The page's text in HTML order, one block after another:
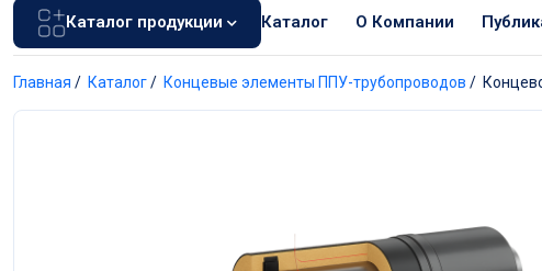
Каталог продукции Каталог О Компании
Главная / Каталог/ Концевые элементы ППУ-трубопроводов /